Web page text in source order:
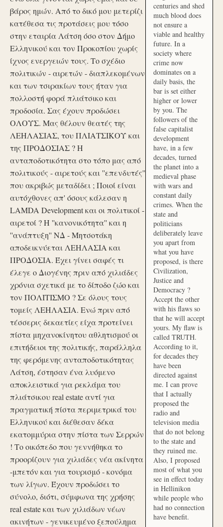
βάρος ημών. Από το δικό μου μετερίζι
κατέθεσα τις προτάσεις μου τόσο
στην εταιρία Λάτση όσο στον Δήμο
Ελληνικού και τον Προκοπίου χωρίς
ίχνος ενεργειών τους. Το σχέδιο
πολιτικών - αιρετών - διαπλεκομένων
και των τσιρακίων τους ήταν για
πολλοστή φορά πλιάτσικο και
προδοσία. Σας έχουν προδώσει
ΟΛΟΥΣ. Μας θέλουν θεατές της
ΛΕΗΛΑΣΙΑΣ, του ΠΛΙΑΤΣΙΚΟΥ και
της ΠΡΟΔΟΣΙΑΣ ? Η
ανταποδοτικότητα στο τόπο μας από
πολιτικούς - αιρετούς και ''επενδυτές''
που ακριβώς μεταδίδει ; Ποιοί είναι
αυτόχθονες απ' όσους κάλεσαν η
LAMDA Development και οι πολιτικοί -
αιρετοί ? Η ''κανονικότητα'' και η
''ανάπτυξη'' ΝΔ - Μητσοτάκη
αποδεικνύεται ΛΕΗΛΑΣΙΑ και
ΠΡΟΔΟΣΙΑ. Έχει γίνει σαφές τι
έλεγε ο Διογένης πριν από χιλιάδες
χρόνια σχετικά με το δίποδο ζώο και
τον ΠΟΛΙΤΙΣΜΟ ? Σε όλους τους
τομείς ΛΕΗΛΑΣΙΑ. Ενώ πριν από
τέσσερις δεκαετίες είχα προτείνει
πίστα μηχανοκίνητου αθλητισμού οι
επιτήδειοι της πολιτικής, παράλληλα
της φερόμενης ανταποδοτικότητας
Λάτση, έστησαν ένα λυόμενο
αποκλειστικά για ρεκλάμα του
πλιάτσικου real estate αντί για
πραγματική πίστα περιμετρικά του
Ελληνικού και διέθεσαν δέκα
εκατομμύρια στην πίστα των Σερρών
! Το οικόπεδο που γεννήθηκα το
προορίζουν για χιλιάδες νέα ακίνητα
-μπετόν και για τουρισμό - κονόμα
των λίγων. Έχουν προδώσει το
σύνολο, διότι, σύμφωνα της χρήσης
real estate και των χιλιάδων νέων
ακινήτων - γενικευμένο ξεπούλημα
centuries and shed
much blood does
not ensure a
viable and healthy
future. In a
society where
crime now
dominates on a
daily basis, the
bar is set either
higher or lower
by you. The
followers of the
false capitalist
development
have, in a few
decades, turned
the planet into a
medieval phase
with wars and
constant daily
crimes. When the
state and
politicians
deliberately leave
you apart from
what you have
proposed, is there
Civilization,
Justice and
Democracy ?
Accept the other
with his flaws so
that he will accept
yours. My flaw is
called TRUTH.
According to it,
for decades they
have been
directed against
me. I can prove
that I actually
proposed the
radio and
television media
that do not belong
to the state and
they ruined me.
Also, I proposed
most of what you
see in effect today
in Hellinikon
while people who
had no connection
have benefit.